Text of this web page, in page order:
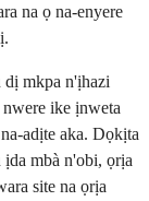
na ọ na-enyere
dị mkpa n'ịhazi
ike ịnweta
adịte aka. Dọkịta
mbà n'obi, ọrịa
site na ọrịa